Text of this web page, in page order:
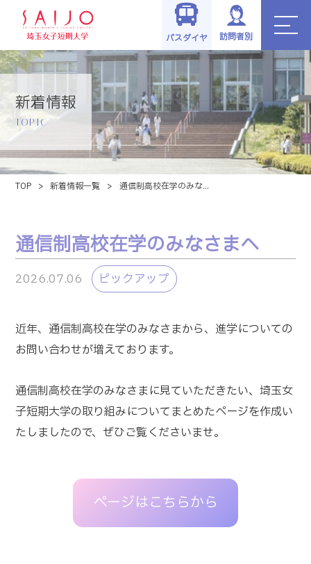
バスダイヤ 訪問者別
新着情報
TOPIC
TOP > 新着情報一覧 > 通信制高校在学のみな...
通信制高校在学のみなさまへ
2026.07.06 ピックアップ
近年、通信制高校在学のみなさまから、進学についての
お問い合わせが増えております。
通信制高校在学のみなさまに見ていただきたい、埼玉女
子短期大学の取り組みについてまとめたページを作成い
たしましたので、ぜひご覧くださいませ。
ページはこちらから